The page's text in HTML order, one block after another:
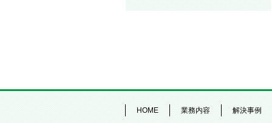
HOME 業務内容 解決事例